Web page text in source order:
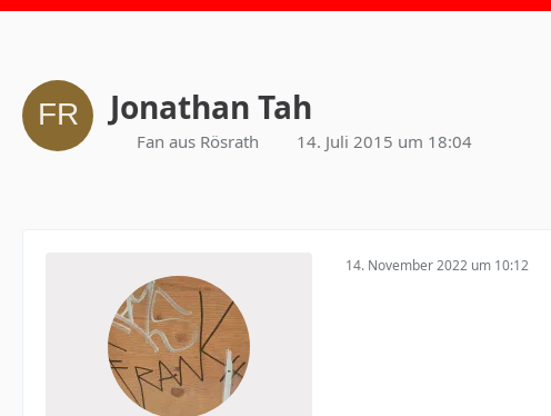
Jonathan Tah
Fan aus Rösrath 14. Juli 2015 um 18:04
14. November 2022 um 10:12